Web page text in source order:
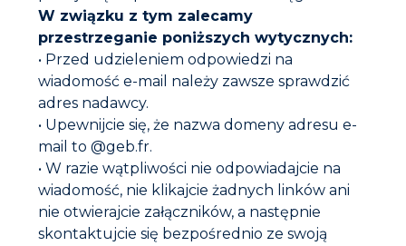
KIT OGNIOODPORNY PROPFEU CALORYGEB 1300 ⁰C
W związku z tym zalecamy
przestrzeganie poniższych wytycznych:
• Przed udzieleniem odpowiedzi na
wiadomość e-mail należy zawsze sprawdzić
adres nadawcy.
• Upewnijcie się, że nazwa domeny adresu e-
mail to @geb.fr.
• W razie wątpliwości nie odpowiadajcie na
wiadomość, nie klikajcie żadnych linków ani
nie otwierajcie załączników, a następnie
skontaktujcie się bezpośrednio ze swoją